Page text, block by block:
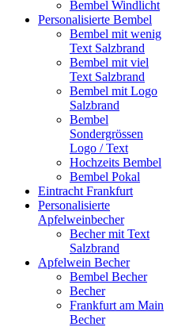
Bembel Windlicht
Personalisierte Bembel
Bembel mit wenig
Text Salzbrand
Bembel mit viel
Text Salzbrand
Bembel mit Logo
Salzbrand
Bembel
Sondergrössen
Logo / Text
Hochzeits Bembel
Bembel Pokal
Eintracht Frankfurt
Personalisierte
Apfelweinbecher
Becher mit Text
Salzbrand
Apfelwein Becher
Bembel Becher
Becher
Frankfurt am Main
Becher